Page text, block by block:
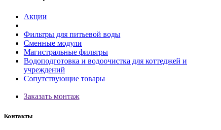
Акции
Фильтры для питьевой воды
Сменные модули
Магистральные фильтры
Водоподготовка и водоочистка для коттеджей и
учреждений
Сопутствующие товары
Заказать монтаж
Контакты